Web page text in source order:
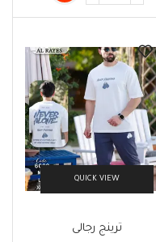
5
QUICK VIEW
ترينج رجالى